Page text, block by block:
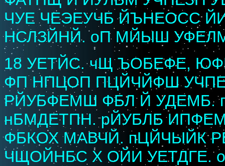
ЧУЕ ЧЕЭЕУЧБ ЙЪНЕОСС
НСЛЗЙНЙ. оП МЙЫШ
18 УЕТЙС. чЩ ЪОБЕФЕ,
ФП НПЦОП ПЦЙЧЙФШ
РЙУБФЕМШ ФБЛ Й УДЕМБ.
нБМДЕТПН. рЙУБЛБ
ФБКОХ МАВЧЙ. пЦЙЧЫЙК
ЧЩОЙНБС Х ОЙИ УЕТДГЕ.